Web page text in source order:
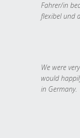
Fahrer/in
flexibel und
We were
would
in Germany.